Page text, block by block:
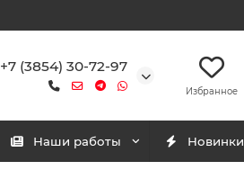
+7 (3854) 30-72-97
Избранное
Наши работы Новинки